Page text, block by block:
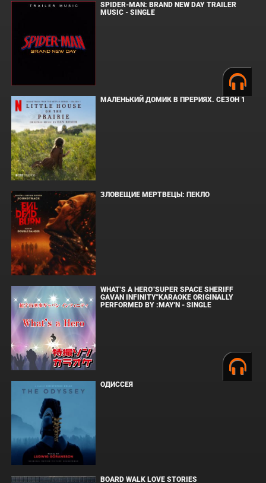
SPIDER-MAN: BRAND NEW DAY TRAILER
MUSIC - SINGLE
МАЛЕНЬКИЙ ДОМИК В ПРЕРИЯХ. СЕЗОН 1
ЗЛОВЕЩИЕ МЕРТВЕЦЫ: ПЕКЛО
WHAT'S A HERO"SUPER SPACE SHERIFF
GAVAN INFINITY"KARAOKE ORIGINALLY
PERFORMED BY :MAY'N - SINGLE
ОДИССЕЯ
BOARD WALK LOVE STORIES